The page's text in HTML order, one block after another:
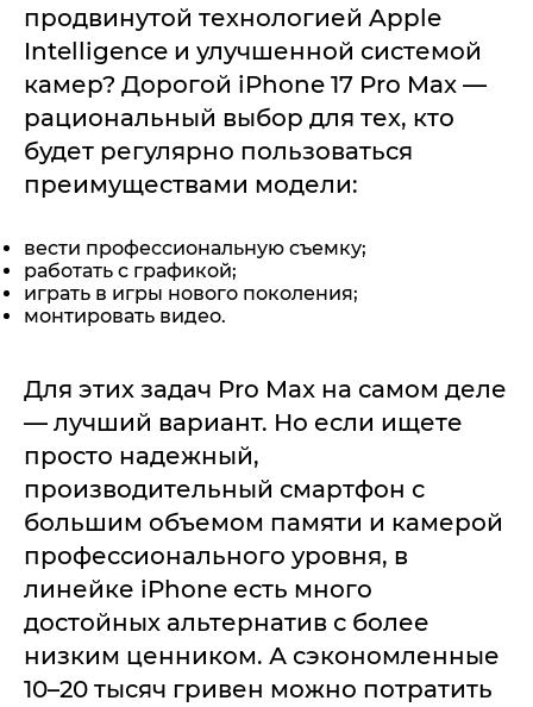
продвинутой технологией Apple
Intelligence и улучшенной системой
камер? Дорогой iPhone 17 Pro Max —
рациональный выбор для тех, кто
будет регулярно пользоваться
преимуществами модели:
вести профессиональную съемку;
работать с графикой;
играть в игры нового поколения;
монтировать видео.
Для этих задач Pro Max на самом деле
— лучший вариант. Но если ищете
просто надежный,
производительный смартфон с
большим объемом памяти и камерой
профессионального уровня, в
линейке iPhone есть много
достойных альтернатив с более
низким ценником. А сэкономленные
10–20 тысяч гривен можно потратить